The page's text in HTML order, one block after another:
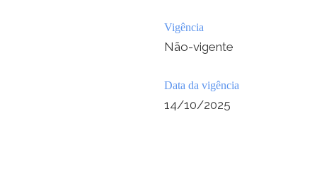
Vigência
Não-vigente
Data da vigência
14/10/2025